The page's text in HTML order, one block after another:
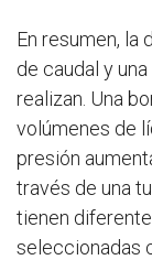
En resumen, la
de caudal y
realizan. Una
volúmenes de
presión
través de una
tienen
seleccionadas